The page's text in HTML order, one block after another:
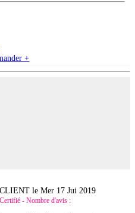
+
leMer 17 Jui 2019
- Nombre d'avis :